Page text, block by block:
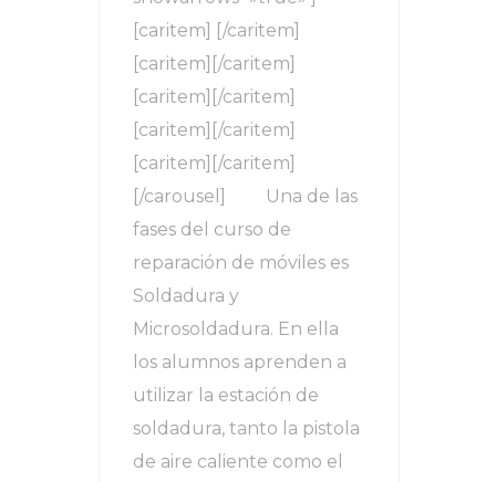
[caritem] [/caritem]
[caritem][/caritem]
[caritem][/caritem]
[caritem][/caritem]
[caritem][/caritem]
[/carousel] Una de las
fases del curso de
reparación de móviles es
Soldadura y
Microsoldadura. En ella
los alumnos aprenden a
utilizar la estación de
soldadura, tanto la pistola
de aire caliente como el